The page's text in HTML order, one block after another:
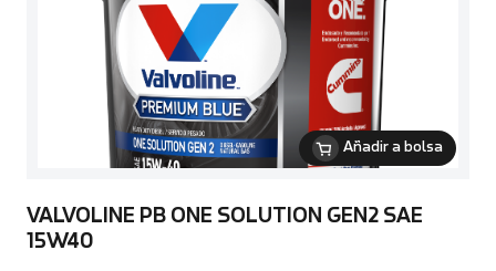
Añadir a bolsa
VALVOLINE PB ONE SOLUTION GEN2 SAE
15W40